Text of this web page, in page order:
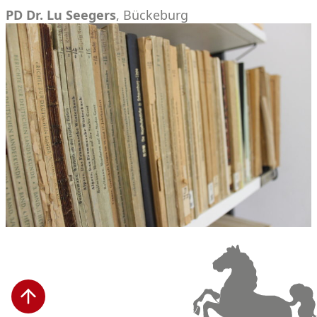
PD Dr. Lu Seegers, Bückeburg